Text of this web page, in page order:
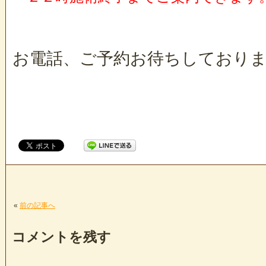
お電話、ご予約お待ちしており
« 前の記事へ
コメントを残す